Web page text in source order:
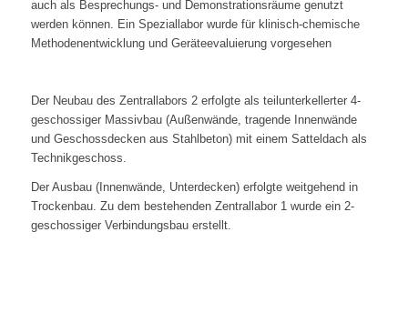
auch als Besprechungs- und Demonstrationsräume genutzt
werden können. Ein Speziallabor wurde für klinisch-chemische
Methodenentwicklung und Geräteevaluierung vorgesehen
Der Neubau des Zentrallabors 2 erfolgte als teilunterkellerter 4-
geschossiger Massivbau (Außenwände, tragende Innenwände
und Geschossdecken aus Stahlbeton) mit einem Satteldach als
Technikgeschoss.
Der Ausbau (Innenwände, Unterdecken) erfolgte weitgehend in
Trockenbau. Zu dem bestehenden Zentrallabor 1 wurde ein 2-
geschossiger Verbindungsbau erstellt.